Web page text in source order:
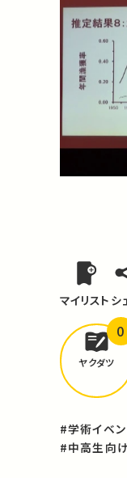
マイリスト シ
ヤクダツ
0
#学術イベン
#中高生向け